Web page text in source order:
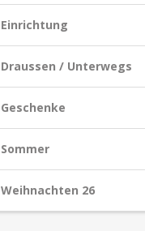
Einrichtung
Draussen / Unterwegs
Geschenke
Sommer
Weihnachten 26